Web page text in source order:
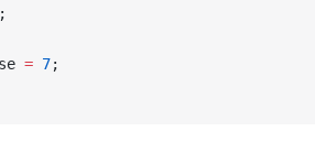
;
= 7;